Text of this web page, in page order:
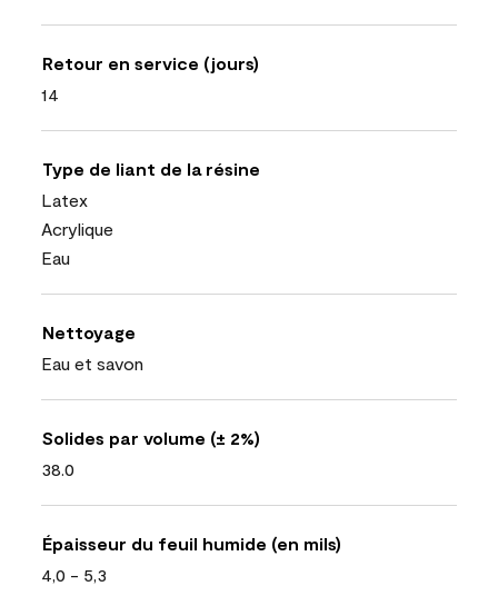
Retour en service (jours)
14
Type de liant de la résine
Latex
Acrylique
Eau
Nettoyage
Eau et savon
Solides par volume (± 2%)
38.0
Épaisseur du feuil humide (en mils)
4,0 - 5,3